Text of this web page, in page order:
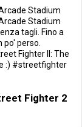
Stadium
Stadium
tagli. Fino a
perso.
Fighter II: The
:) #streetfighter
Fighter 2